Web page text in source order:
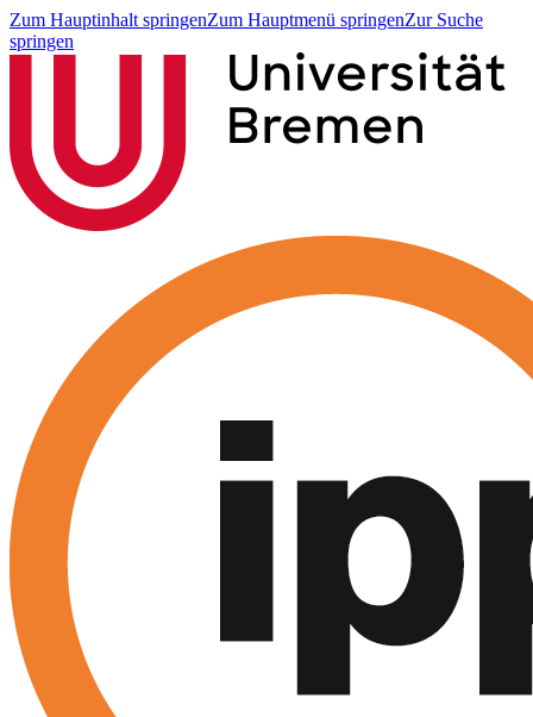
Zum Hauptinhalt springenZum Hauptmenü springenZur Suche
springen